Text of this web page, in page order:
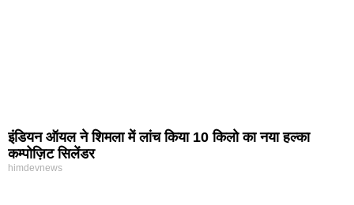
इंडियन ऑयल ने शिमला में लांच किया 10 किलो का नया हल्का
कम्पोज़िट सिलेंडर
himdevnews